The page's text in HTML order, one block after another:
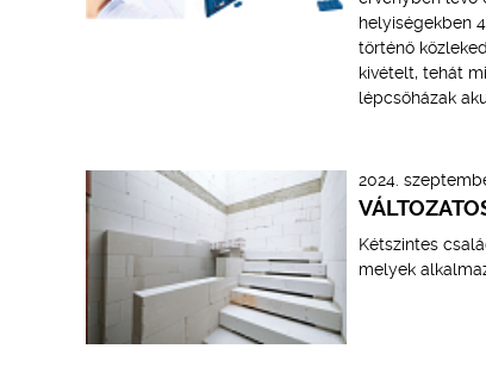
helyiségekben
történő
kivételt, tehát
lépcsőházak
2024.
Kétszintes
melyek